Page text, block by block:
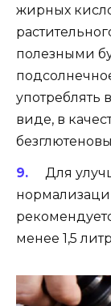
жирных
полезными
виде, в
Для
менее 1,5